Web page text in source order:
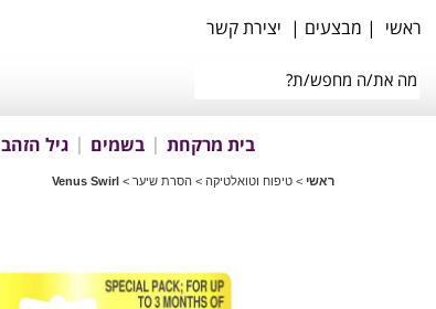
ראשי | מבצעים | יצירת קשר
בית מרקחת בשמים גיל הזהב
ראשי > טיפוח וטואלטיקה > הסרת שיער >
Venus Swirl